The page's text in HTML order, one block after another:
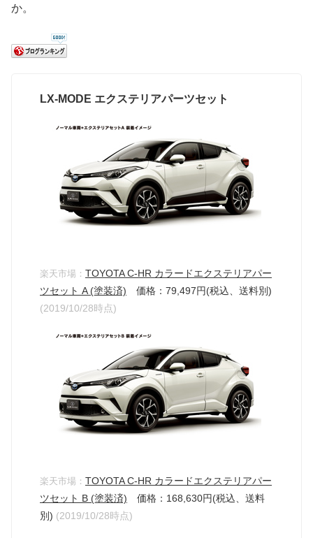
か。
LX-MODE エクステリアパーツセット
楽天市場： TOYOTA C-HR カラードエクステリアパー
ツセット A (塗装済) 価格：79,497円(税込、送料別)
(2019/10/28時点)
楽天市場： TOYOTA C-HR カラードエクステリアパー
ツセット B (塗装済) 価格：168,630円(税込、送料
別) (2019/10/28時点)